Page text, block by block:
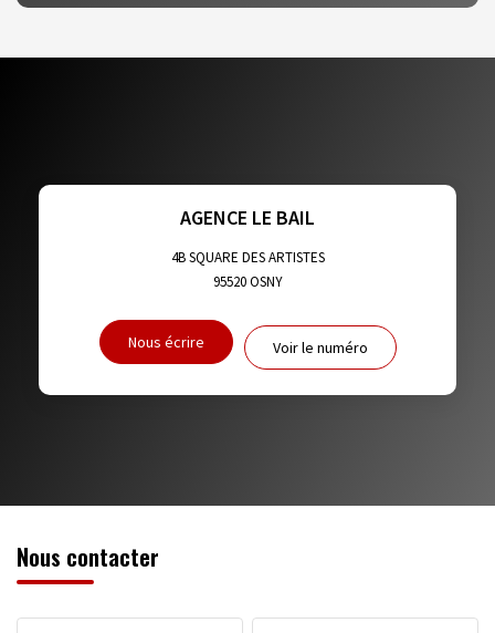
DISTANCE DE L'AÉROPORT : SUPERFICIE :
RESTAURANTS ET CAFÉS COMMERCES
AGENCE LE BAIL
4B SQUARE DES ARTISTES
95520OSNY
Nous écrire Voir le numéro
Nous contacter